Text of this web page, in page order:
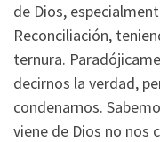
de Dios,
Reconciliación,
ternura.
decirnos la verdad,
condenarnos.
viene de Dios no nos